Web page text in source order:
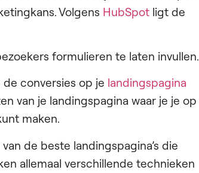
Volgens HubSpot ligt de
formulieren te laten invullen.
conversies op je landingspagina
van je landingspagina waar je je op
maken.
de beste landingspagina’s die
allemaal verschillende technieken